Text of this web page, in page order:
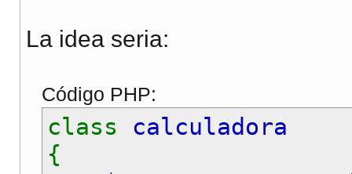
La idea seria:
Código PHP:
class calculadora
{